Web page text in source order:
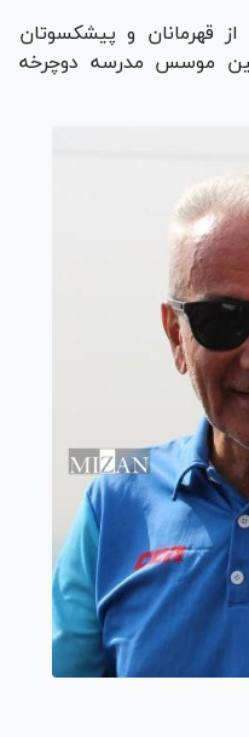
قهرمانان و پیشکسوتان
موسس مدرسه دوچرخه